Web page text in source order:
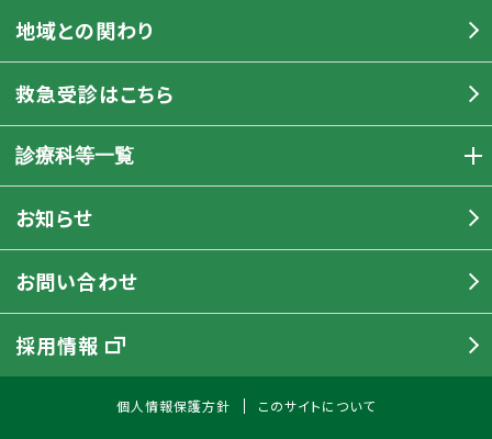
地域との関わり
救急受診はこちら
診療科等一覧
お知らせ
お問い合わせ
採用情報
個人情報保護方針 このサイトについて